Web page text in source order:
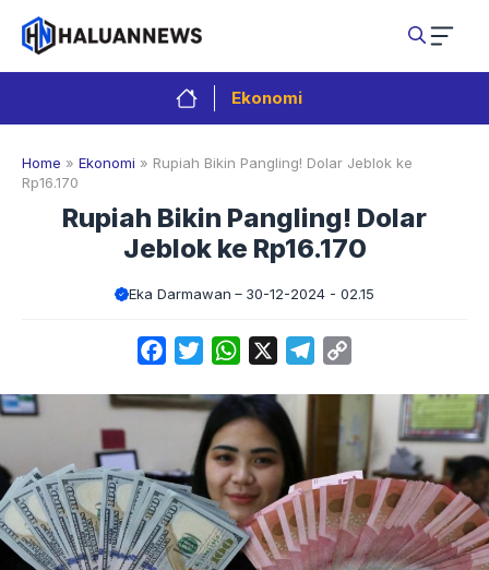
Langsung
isi
Ekonomi
Home » Ekonomi » Rupiah Bikin Pangling! Dolar Jeblok ke
Rp16.170
Rupiah Bikin Pangling! Dolar
Jeblok ke Rp16.170
Eka Darmawan 30-12-2024 - 02.15
FacebookTwitterWhatsApp Telegram